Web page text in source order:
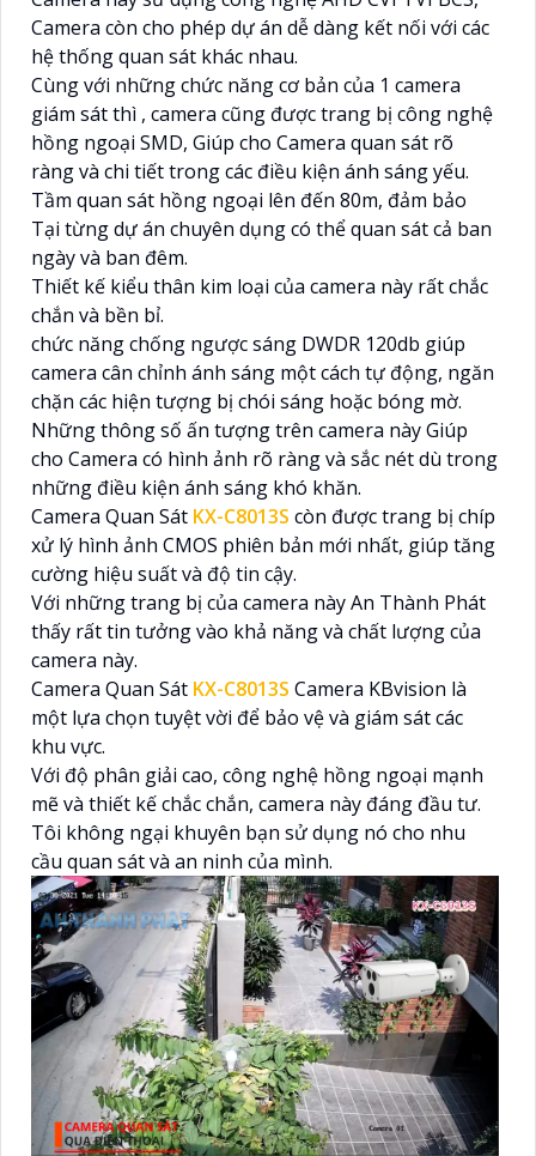
Camera còn cho phép dự án dễ dàng kết nối với các
hệ thống quan sát khác nhau.
Cùng với những chức năng cơ bản của 1 camera
giám sát thì , camera cũng được trang bị công nghệ
hồng ngoại SMD, Giúp cho Camera quan sát rõ
ràng và chi tiết trong các điều kiện ánh sáng yếu.
Tầm quan sát hồng ngoại lên đến 80m, đảm bảo
Tại từng dự án chuyên dụng có thể quan sát cả ban
ngày và ban đêm.
Thiết kế kiểu thân kim loại của camera này rất chắc
chắn và bền bỉ.
chức năng chống ngược sáng DWDR 120db giúp
camera cân chỉnh ánh sáng một cách tự động, ngăn
chặn các hiện tượng bị chói sáng hoặc bóng mờ.
Những thông số ấn tượng trên camera này Giúp
cho Camera có hình ảnh rõ ràng và sắc nét dù trong
những điều kiện ánh sáng khó khăn.
Camera Quan Sát KX-C8013S còn được trang bị chíp
xử lý hình ảnh CMOS phiên bản mới nhất, giúp tăng
cường hiệu suất và độ tin cậy.
Với những trang bị của camera này An Thành Phát
thấy rất tin tưởng vào khả năng và chất lượng của
camera này.
Camera Quan Sát KX-C8013S Camera KBvision là
một lựa chọn tuyệt vời để bảo vệ và giám sát các
khu vực.
Với độ phân giải cao, công nghệ hồng ngoại mạnh
mẽ và thiết kế chắc chắn, camera này đáng đầu tư.
Tôi không ngại khuyên bạn sử dụng nó cho nhu
cầu quan sát và an ninh của mình.